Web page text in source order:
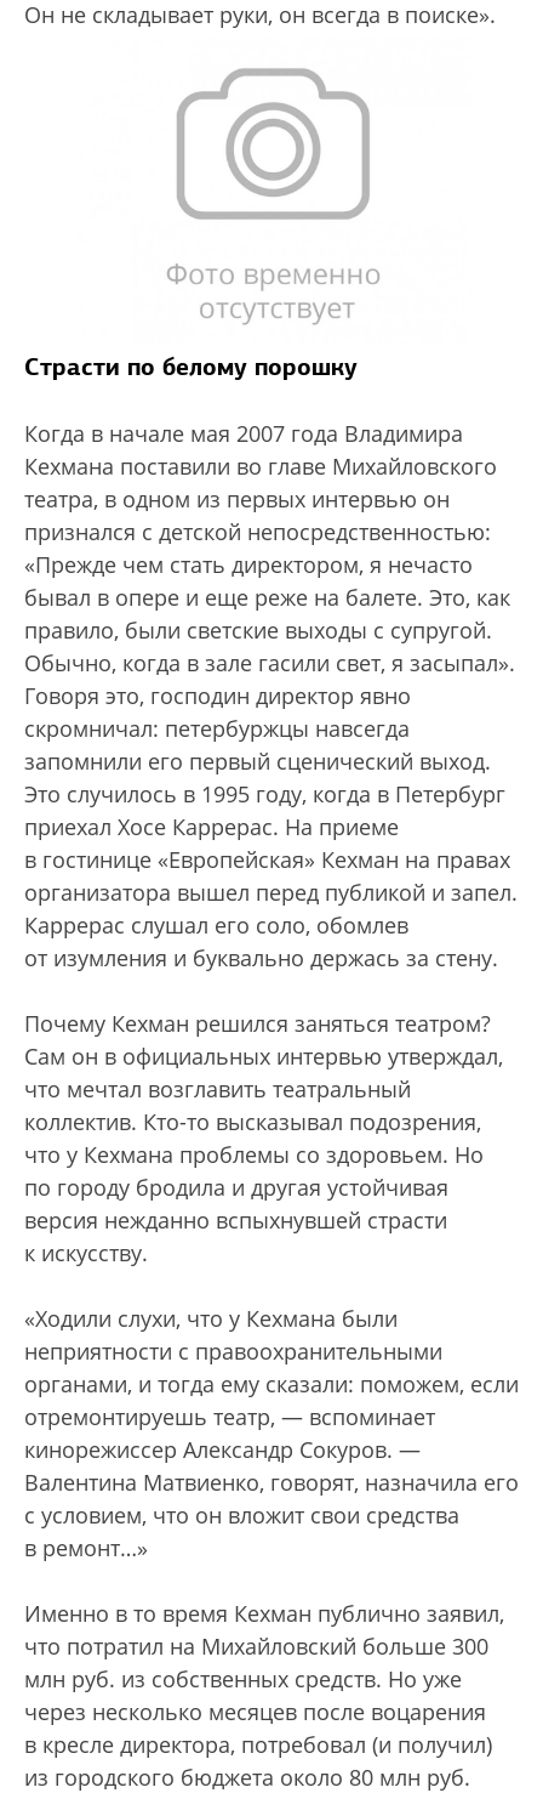
Он не складывает руки, он всегда в поиске».
Страсти по белому порошку
Когда в начале мая 2007 года Владимира
Кехмана поставили во главе Михайловского
театра, в одном из первых интервью он
признался с детской непосредственностью:
«Прежде чем стать директором, я нечасто
бывал в опере и еще реже на балете. Это, как
правило, были светские выходы с супругой.
Обычно, когда в зале гасили свет, я засыпал».
Говоря это, господин директор явно
скромничал: петербуржцы навсегда
запомнили его первый сценический выход.
Это случилось в 1995 году, когда в Петербург
приехал Хосе Каррерас. На приеме
в гостинице «Европейская» Кехман на правах
организатора вышел перед публикой и запел.
Каррерас слушал его соло, обомлев
от изумления и буквально держась за стену.
Почему Кехман решился заняться театром?
Сам он в официальных интервью утверждал,
что мечтал возглавить театральный
коллектив. Кто-то высказывал подозрения,
что у Кехмана проблемы со здоровьем. Но
по городу бродила и другая устойчивая
версия нежданно вспыхнувшей страсти
к искусству.
«Ходили слухи, что у Кехмана были
неприятности с правоохранительными
органами, и тогда ему сказали: поможем, если
отремонтируешь театр, — вспоминает
кинорежиссер Александр Сокуров. —
Валентина Матвиенко, говорят, назначила его
с условием, что он вложит свои средства
в ремонт…»
Именно в то время Кехман публично заявил,
что потратил на Михайловский больше 300
млн руб. из собственных средств. Но уже
через несколько месяцев после воцарения
в кресле директора, потребовал (и получил)
из городского бюджета около 80 млн руб.